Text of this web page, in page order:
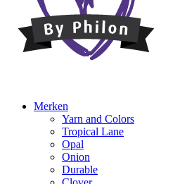
Merken
Yarn and Colors
Tropical Lane
Opal
Onion
Durable